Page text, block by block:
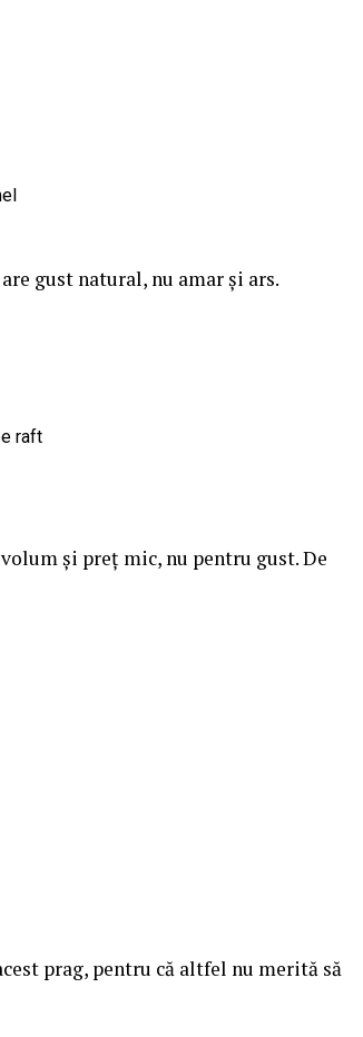
are gust natural, nu amar și ars.
raft
și preț mic, nu pentru gust. De
prag, pentru că altfel nu merită să